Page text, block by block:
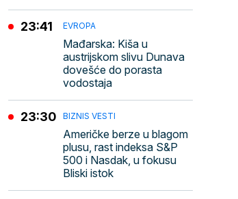
EVROPA
Mađarska: Kiša u
austrijskom slivu Dunava
dovešće do porasta
vodostaja
23:41
BIZNIS VESTI
Američke berze u blagom
plusu, rast indeksa S&P
500 i Nasdak, u fokusu
Bliski istok
23:30